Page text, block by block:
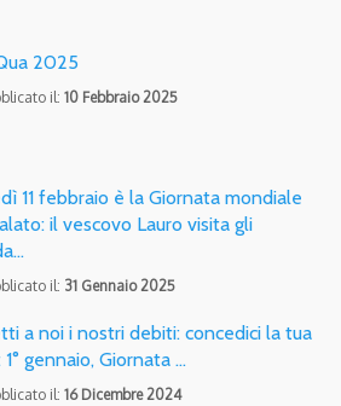
2025
il: 10 Febbraio 2025
11 febbraio è la Giornata mondiale
il vescovo Lauro visita gli
il: 31 Gennaio 2025
a noi i nostri debiti: concedici la tua
1° gennaio, Giornata …
il: 16 Dicembre 2024